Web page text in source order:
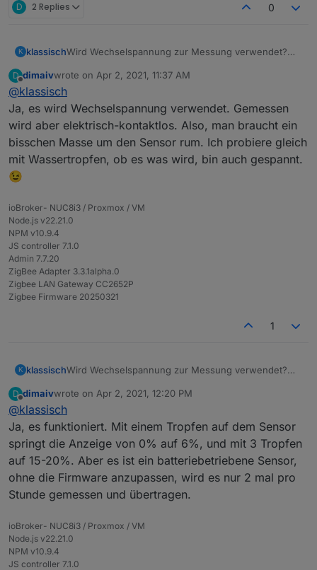
Neu Firmware:
Damit die Sensoren vollständig funktionieren muss
externen Konverter eingerichtet werden !
Externen Konverter einrichten:
<- Herunterladen und entpacken.
Flower_Neu.jsin den Ordner/opt/iobroker/iobroker-
converters" folgendes eintragen:
/opt/iobroker/iobroker-data/zigbee_0/Flower_Neu.js
Anlernen:
Pairing auf dem Coordinator starten.
Taster 6 sek gedrückt halten, bis LED zum ersten
mal erlischt. Pairing wird automatisch
durchgeführt.
Resetten:
Sensor vom Coordinator abmelden.
Oder
Taster 10 sek gedrückt halten.
Alte Firmware:
Batterie einlegen. Pairing startet automatisch. Wenn
angelernt ist, 10 Sekunden warten und ein Mal kleine
Taster kurz betätigen.
Weiteres Mal anlernen (Resetten):
D 2 Replies 0
K klassischWird Wechselspannung zur Messung verwendet?
Also nicht eingraben, sondern offen verwenden?
D
Offline
dimaivwrote on Apr 2, 2021, 11:37 AM
last edited by
@klassisch
Ja, es wird Wechselspannung verwendet. Gemessen
wird aber elektrisch-kontaktlos. Also, man braucht ein
bisschen Masse um den Sensor rum. Ich probiere gleich
mit Wassertropfen, ob es was wird, bin auch gespannt.
😉
ioBroker- NUC8i3 / Proxmox / VM
Node.js v22.21.0
NPM v10.9.4
JS controller 7.1.0
Admin 7.7.20
ZigBee Adapter 3.3.1alpha.0
Zigbee LAN Gateway CC2652P
Zigbee Firmware 20250321
1
K klassischWird Wechselspannung zur Messung verwendet?
Also nicht eingraben, sondern offen verwenden?
D
Offline
dimaivwrote on Apr 2, 2021, 12:20 PM
last edited by
@klassisch
Ja, es funktioniert. Mit einem Tropfen auf dem Sensor
springt die Anzeige von 0% auf 6%, und mit 3 Tropfen
auf 15-20%. Aber es ist ein batteriebetriebene Sensor,
ohne die Firmware anzupassen, wird es nur 2 mal pro
Stunde gemessen und übertragen.
ioBroker- NUC8i3 / Proxmox / VM
Node.js v22.21.0
NPM v10.9.4
JS controller 7.1.0